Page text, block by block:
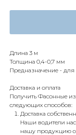
Длина 3 м
Толщина 0,4-0,7 мм
Предназначение - для
Доставка и оплата
Получить Фасонные
следующих способов:
Доставка
Наши водители
нашу продукцию